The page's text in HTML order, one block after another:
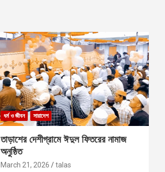
ধর্ম ও জীবন সারাদেশ
তাড়াশের দেশীগ্রামে ঈদুল ফিতরের নামাজ
অনুষ্ঠিত
March 21, 2026 talas